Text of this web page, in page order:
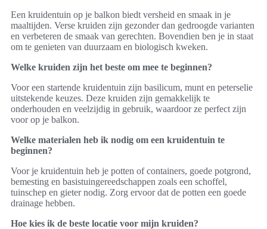
Een kruidentuin op je balkon biedt versheid en smaak in je
maaltijden. Verse kruiden zijn gezonder dan gedroogde varianten
en verbeteren de smaak van gerechten. Bovendien ben je in staat
om te genieten van duurzaam en biologisch kweken.
Welke kruiden zijn het beste om mee te beginnen?
Voor een startende kruidentuin zijn basilicum, munt en peterselie
uitstekende keuzes. Deze kruiden zijn gemakkelijk te
onderhouden en veelzijdig in gebruik, waardoor ze perfect zijn
voor op je balkon.
Welke materialen heb ik nodig om een kruidentuin te
beginnen?
Voor je kruidentuin heb je potten of containers, goede potgrond,
bemesting en basistuingereedschappen zoals een schoffel,
tuinschep en gieter nodig. Zorg ervoor dat de potten een goede
drainage hebben.
Hoe kies ik de beste locatie voor mijn kruiden?